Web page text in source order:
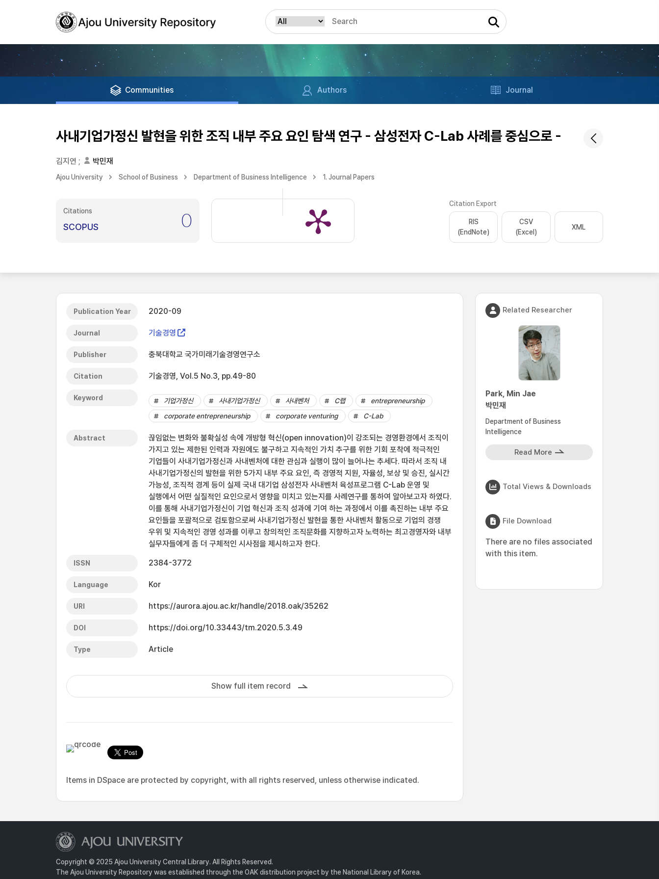
Communities Authors Journal
사내기업가정신 발현을 위한 조직 내부 주요 요인 탐색 연구 - 삼성전자 C-Lab 사례를 중심으로 -
김지연 ; 박민재
Ajou University School of Business Department of Business Intelligence 1. Journal Papers
Citations
SCOPUS 0
Citation Export
RIS
(EndNote)
CSV
(Excel)
XML
Publication Year 2020-09
Journal 기술경영
Publisher 충북대학교 국가미래기술경영연구소
Citation 기술경영, Vol.5 No.3, pp.49-80
Keyword 기업가정신 사내기업가정신 사내벤처 C랩
entrepreneurship
corporate entrepreneurship
corporate venturing C-Lab
Abstract
끊임없는 변화와 불확실성 속에 개방형 혁신(open innovation)이 강조되는 경영환경에서 조직이
가지고 있는 제한된 인력과 자원에도 불구하고 지속적인 가치 추구를 위한 기회 포착에 적극적인
기업들이 사내기업가정신과 사내벤처에 대한 관심과 실행이 많이 늘어나는 추세다. 따라서 조직 내
사내기업가정신의 발현을 위한 5가지 내부 주요 요인, 즉 경영적 지원, 자율성, 보상 및 승진, 실시간
가능성, 조직적 경계 등이 실제 국내 대기업 삼성전자 사내벤처 육성프로그램 C-Lab 운영 및
실행에서 어떤 실질적인 요인으로서 영향을 미치고 있는지를 사례연구를 통하여 알아보고자 하였다.
이를 통해 사내기업가정신이 기업 혁신과 조직 성과에 기여 하는 과정에서 이를 촉진하는 내부 주요
요인들을 포괄적으로 검토함으로써 사내기업가정신 발현을 통한 사내벤처 활동으로 기업의 경쟁
우위 및 지속적인 경영 성과를 이루고 창의적인 조직문화를 지향하고자 노력하는 최고경영자와 내부
실무자들에게 좀 더 구체적인 시사점을 제시하고자 한다.
ISSN 2384-3772
Language Kor
URI https://aurora.ajou.ac.kr/handle/2018.oak/35262
DOI https://doi.org/10.33443/tm.2020.5.3.49
Type Article
Show full item record
Items in DSpace are protected by copyright, with all rights reserved, unless otherwise indicated.
Related Researcher
Park, Min Jae
박민재
Department of Business
Intelligence
Read More
Total Views & Downloads
File Download
There are no files associated
with this item.
Copyright © 2025 Ajou University Central Library. All Rights Reserved.
The Ajou University Repository was established through the OAK distribution project by the National Library of Korea.